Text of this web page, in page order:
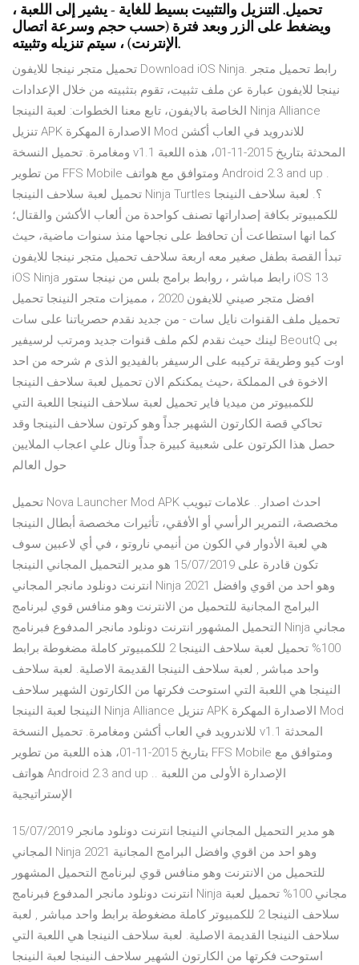
تحميل. التنزيل والتثبيت بسيط للغاية - يشير إلى اللعبة ،
ويضغط على الزر وبعد فترة (حسب حجم وسرعة اتصال
الإنترنت) ، سيتم تنزيله وتثبيته.
تحميل متجر نينجا للايفون Download iOS Ninja. رابط تحميل متجر
نينجا للايفون عبارة عن ملف تثبيت، تقوم بتثبيته من خلال الإعدادات
الخاصة بالايفون، تابع معنا الخطوات: لعبة النينجا Ninja Alliance
تنزيل APK الاصدارة المهكرة Mod للاندرويد في العاب أكشن
ومغامرة. تحميل النسخة v1.1 المحدثة بتاريخ 2015-11-01، هذه اللعبة
من تطوير FFS Mobile ومتوافق مع هواتف Android 2.3 and up .
تحميل لعبة سلاحف النينجا Ninja Turtles ؟. لعبة سلاحف النينجا
للكمبيوتر بكافة إصداراتها تصنف كواحدة من ألعاب الأكشن والقتال؛
كما انها استطاعت أن تحافظ على نجاحها منذ سنوات ماضية، حيث
تبدأ القصة بطفل صغير معه اربعة سلاحف تحميل متجر نينجا للايفون
iOS Ninja رابط مباشر ، روابط برامج بلس من نينجا ستور iOS 13
افضل متجر صيني للايفون 2020 ، مميزات متجر النينجا تحميل
تحميل ملف القنوات نايل سات - من جديد نقدم حصرياتنا على سات
لينك حيث نقدم لكم ملف قنوات جديد ومرتب لرسيفير BeoutQ بى
اوت كيو وطريقة تركيبه على الرسيفر بالفيديو الذى م شرحه من احد
الاخوة فى المملكة ،حيث يمكنكم الان تحميل لعبة سلاحف النينجا
للكمبيوتر من ميديا فاير تحميل لعبة سلاحف النينجا اللعبة التي
تحاكي قصة الكارتون الشهير جداً وهو كرتون سلاحف النينجا وقد
حصل هذا الكرتون على شعبية كبيرة جداً ونال علي اعجاب الملايين
حول العالم
تحميل Nova Launcher‏ Mod APK احدث اصدار.. علامات تبويب
مخصصة، التمرير الرأسي أو الأفقي، تأثيرات مخصصة أبطال النينجا
هي لعبة الأدوار في الكون من أنيمي ناروتو ، في أي لاعبين سوف
تكون قادرة على 15/07/2019 هو مدير التحميل المجاني النينجا
انترنت دونلود مانجر المجاني Ninja 2021 وهو احد من اقوي وافضل
البرامج المجانية للتحميل من الانترنت وهو منافس قوي لبرنامج
التحميل المشهور انترنت دونلود مانجر المدفوع فبرنامج Ninja مجاني
100% تحميل لعبة سلاحف النينجا 2 للكمبيوتر كاملة مضغوطة برابط
واحد مباشر , لعبة سلاحف النينجا القديمة الاصلية. لعبة سلاحف
النينجا هي اللعبة التي استوحت فكرتها من الكارتون الشهير سلاحف
النينجا لعبة النينجا Ninja Alliance تنزيل APK الاصدارة المهكرة Mod
للاندرويد في العاب أكشن ومغامرة. تحميل النسخة v1.1 المحدثة
بتاريخ 2015-11-01، هذه اللعبة من تطوير FFS Mobile ومتوافق مع
هواتف Android 2.3 and up .. الإصدارة الأولى من اللعبة
الإستراتيجية
15/07/2019 هو مدير التحميل المجاني النينجا انترنت دونلود مانجر
المجاني Ninja 2021 وهو احد من اقوي وافضل البرامج المجانية
للتحميل من الانترنت وهو منافس قوي لبرنامج التحميل المشهور
انترنت دونلود مانجر المدفوع فبرنامج Ninja مجاني 100% تحميل لعبة
سلاحف النينجا 2 للكمبيوتر كاملة مضغوطة برابط واحد مباشر , لعبة
سلاحف النينجا القديمة الاصلية. لعبة سلاحف النينجا هي اللعبة التي
استوحت فكرتها من الكارتون الشهير سلاحف النينجا لعبة النينجا